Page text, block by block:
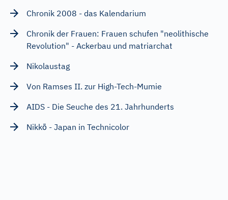
Chronik 2008 - das Kalendarium
Chronik der Frauen: Frauen schufen "neolithische
Revolution" - Ackerbau und matriarchat
Nikolaustag
Von Ramses II. zur High-Tech-Mumie
AIDS - Die Seuche des 21. Jahrhunderts
Nikkō - Japan in Technicolor